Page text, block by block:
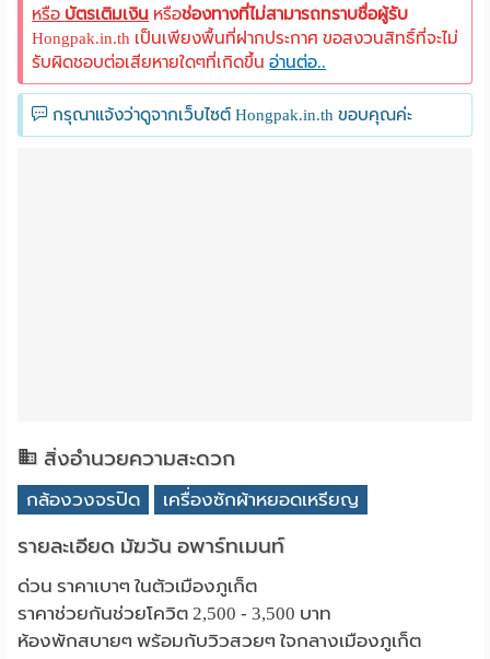
หรือ บัตรเติมเงิน หรือช่องทางที่ไม่สามารถทราบชื่อผู้รับ
Hongpak.in.th เป็นเพียงพื้นที่ฝากประกาศ ขอสงวนสิทธิ์ที่จะไม่
รับผิดชอบต่อเสียหายใดๆที่เกิดขึ้นอ่านต่อ..
กรุณาแจ้งว่าดูจากเว็บไซต์ Hongpak.in.th ขอบคุณค่ะ
สิ่งอำนวยความสะดวก
กล้องวงจรปิด เครื่องซักผ้าหยอดเหรียญ
รายละเอียด มัฆวัน อพาร์ทเมนท์
ด่วน ราคาเบาๆ ในตัวเมืองภูเก็ต
ราคาช่วยกันช่วยโควิต 2,500 - 3,500 บาท
ห้องพักสบายๆ พร้อมกับวิวสวยๆ ใจกลางเมืองภูเก็ต